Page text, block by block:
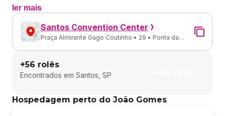
até 6 vezes sem juros.
Limite de até 06 (seis) ingressos por CPF.
ATENÇÃO!
Seu QR code estará disponível exclusivamente no
aplicativo da Ingresse.com, baixe para visualizar.
♦️ Não será possível entrar utilizando ingressos impressos
ou capturas de tela.
limitada e desativada no dia do evento. Faça as
ler mais
Santos Convention Center
Praça Almirante Gago Coutinho • 29 • Ponta da
+56 rolês
Encontrados em Santos, SP
Hospedagem perto do João Gomes